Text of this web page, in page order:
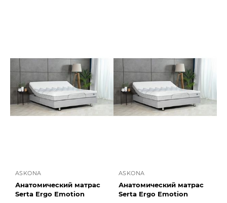
ASKONA
Анатомический матрас
Serta Ergo Emotion
ASKONA
Анатомический матрас
Serta Ergo Emotion